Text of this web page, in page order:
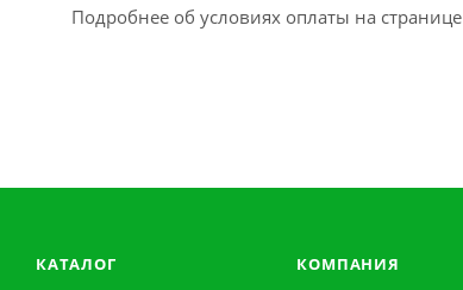
Подробнее об условиях оплаты на странице
КАТАЛОГ КОМПАНИЯ